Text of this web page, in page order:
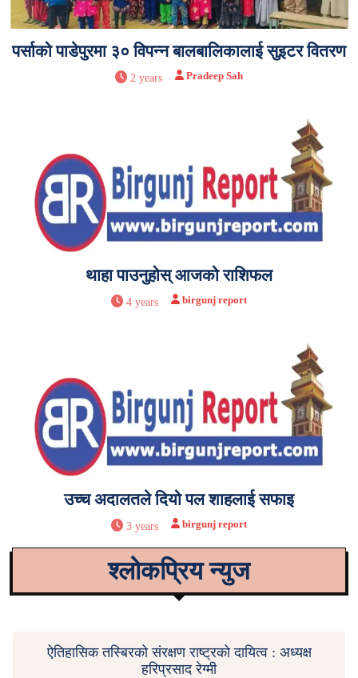
पर्साको पाडेपुरमा ३० विपन्न बालबालिकालाई सुइटर वितरण
2 years Pradeep Sah
थाहा पाउनुहोस् आजको राशिफल
4 years birgunj report
उच्च अदालतले दियो पल शाहलाई सफाइ
3 years birgunj report
श्लोकप्रिय न्युज
ऐतिहासिक तस्बिरको संरक्षण राष्ट्रको दायित्व : अध्यक्ष
हरिप्रसाद रेग्मी